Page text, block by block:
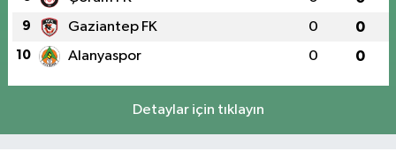
9 Gaziantep FK 0 0
10 Alanyaspor 0 0
Detaylar için tıklayın